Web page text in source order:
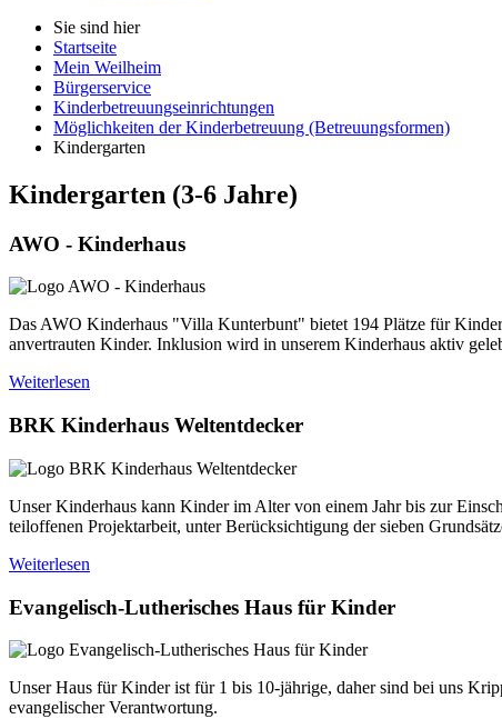
Sie sind hier
Startseite
Mein Weilheim
Bürgerservice
Kinderbetreuungseinrichtungen
Möglichkeiten der Kinderbetreuung (Betreuungsformen)
Kindergarten
Kindergarten (3-6 Jahre)
AWO - Kinderhaus
Das AWO Kinderhaus "Villa Kunterbunt" bietet 194 Plätze für
anvertrauten Kinder. Inklusion wird in unserem Kinderhaus aktiv
Weiterlesen
BRK Kinderhaus Weltentdecker
Unser Kinderhaus kann Kinder im Alter von einem Jahr bis zur
teiloffenen Projektarbeit, unter Berücksichtigung der sieben
Weiterlesen
Evangelisch-Lutherisches Haus für Kinder
Unser Haus für Kinder ist für 1 bis 10-jährige, daher sind bei uns
evangelischer Verantwortung.